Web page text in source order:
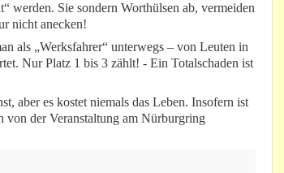
werden. Sie sondern Worthülsen ab, vermeiden
nicht anecken!
als „Werksfahrer“ unterwegs – von Leuten in
Nur Platz 1 bis 3 zählt! - Ein Totalschaden ist
aber es kostet niemals das Leben. Insofern ist
von der Veranstaltung am Nürburgring